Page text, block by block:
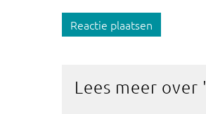
Reactie plaatsen
Lees meer over '